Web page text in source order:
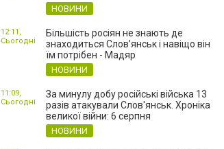
НОВИНИ
Більшість росіян не знають де
знаходиться Слов’янськ і навіщо він
їм потрібен - Мадяр
НОВИНИ
12:11,
Сьогодні
За минулу добу російські війська 13
разів атакували Слов'янськ. Хроніка
великої війни: 6 серпня
НОВИНИ
11:09,
Сьогодні